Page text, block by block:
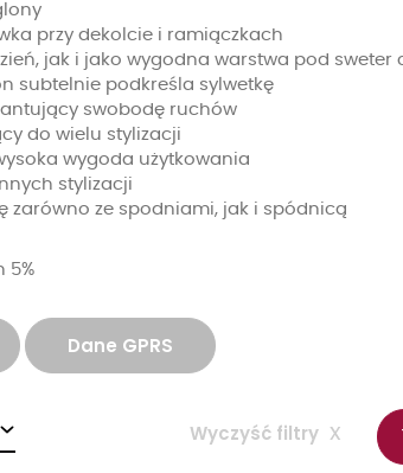
przy dekolcie i ramiączkach
jak i jako wygodna warstwa pod sweter
subtelnie podkreśla sylwetkę
swobodę ruchów
do wielu stylizacji
wygoda użytkowania
stylizacji
zarówno ze spodniami, jak i spódnicą
5%
Dane GPRS
Wyczyść filtry x